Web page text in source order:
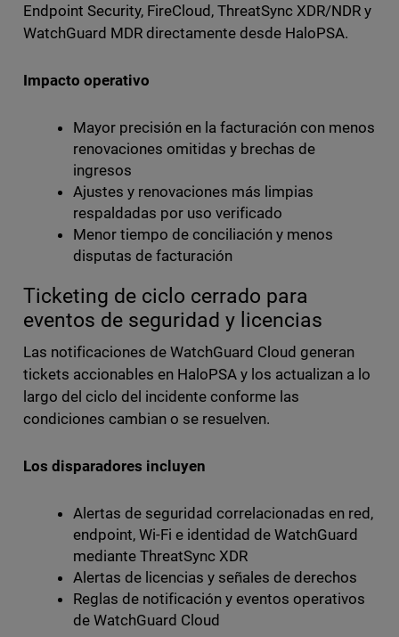
Endpoint Security, FireCloud, ThreatSync XDR/NDR y
WatchGuard MDR directamente desde HaloPSA.
Impacto operativo
Mayor precisión en la facturación con menos
renovaciones omitidas y brechas de
ingresos
Ajustes y renovaciones más limpias
respaldadas por uso verificado
Menor tiempo de conciliación y menos
disputas de facturación
Ticketing de ciclo cerrado para
eventos de seguridad y licencias
Las notificaciones de WatchGuard Cloud generan
tickets accionables en HaloPSA y los actualizan a lo
largo del ciclo del incidente conforme las
condiciones cambian o se resuelven.
Los disparadores incluyen
Alertas de seguridad correlacionadas en red,
endpoint, Wi-Fi e identidad de WatchGuard
mediante ThreatSync XDR
Alertas de licencias y señales de derechos
Reglas de notificación y eventos operativos
de WatchGuard Cloud